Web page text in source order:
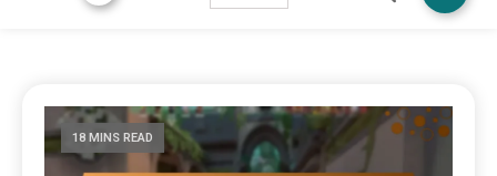
18 MINS READ